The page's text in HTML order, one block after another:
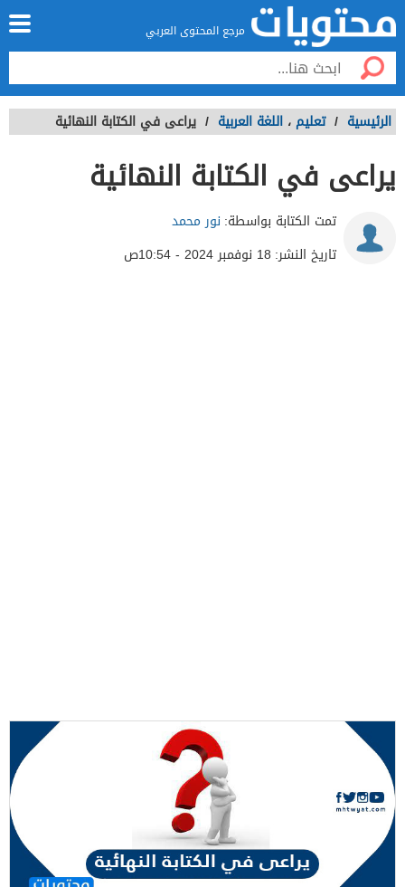
مرجع المحتوى العربي
الرئيسية / تعليم ، اللغة العربية / يراعى في الكتابة النهائية
يراعى في الكتابة النهائية
تمت الكتابة بواسطة: نور محمد
تاريخ النشر: 18 نوفمبر 2024 - 10:54ص